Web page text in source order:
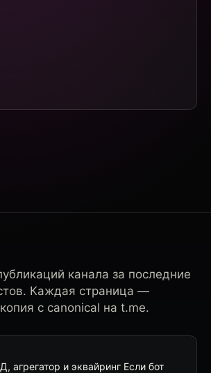
канала за последние
Каждая страница —
с canonical на t.me.
агрегатор и эквайринг Если бот